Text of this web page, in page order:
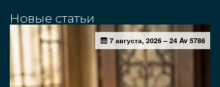
Новые статьи